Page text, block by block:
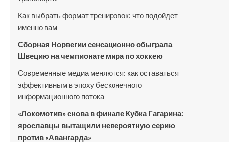
Как выбрать формат тренировок: что подойдет
именно вам
Сборная Норвегии сенсационно обыграла
Швецию на чемпионате мира по хоккею
Современные медиа меняются: как оставаться
эффективным в эпоху бесконечного
информационного потока
«Локомотив» снова в финале Кубка Гагарина:
ярославцы вытащили невероятную серию
против «Авангарда»